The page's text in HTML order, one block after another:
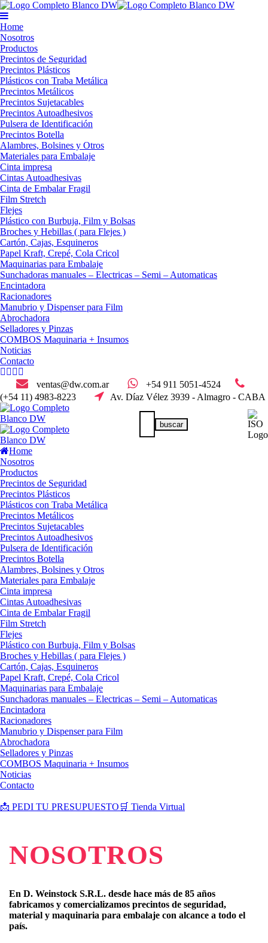
Home
Nosotros
Productos
Precintos de Seguridad
Precintos Plásticos
Plásticos con Traba Metálica
Precintos Metálicos
Precintos Sujetacables
Precintos Autoadhesivos
Pulsera de Identificación
Precintos Botella
Alambres, Bolsines y Otros
Materiales para Embalaje
Cinta impresa
Cintas Autoadhesivas
Cinta de Embalar Fragil
Film Stretch
Flejes
Plástico con Burbuja, Film y Bolsas
Broches y Hebillas ( para Flejes )
Cartón, Cajas, Esquineros
Papel Kraft, Crepé, Cola Cricol
Maquinarias para Embalaje
Sunchadoras manuales – Electricas – Semi – Automaticas
Encintadora
Racionadores
Manubrio y Dispenser para Film
Abrochadora
Selladores y Pinzas
COMBOS Maquinaria + Insumos
Noticias
Contacto
ventas@dw.com.ar
+54 911 5051-4524
(+54 11) 4983-8223
Av. Díaz Vélez 3939 - Almagro - CABA
Home
Nosotros
Productos
Precintos de Seguridad
Precintos Plásticos
Plásticos con Traba Metálica
Precintos Metálicos
Precintos Sujetacables
Precintos Autoadhesivos
Pulsera de Identificación
Precintos Botella
Alambres, Bolsines y Otros
Materiales para Embalaje
Cinta impresa
Cintas Autoadhesivas
Cinta de Embalar Fragil
Film Stretch
Flejes
Plástico con Burbuja, Film y Bolsas
Broches y Hebillas ( para Flejes )
Cartón, Cajas, Esquineros
Papel Kraft, Crepé, Cola Cricol
Maquinarias para Embalaje
Sunchadoras manuales – Electricas – Semi – Automaticas
Encintadora
Racionadores
Manubrio y Dispenser para Film
Abrochadora
Selladores y Pinzas
COMBOS Maquinaria + Insumos
Noticias
Contacto
📩 PEDI TU PRESUPUESTO 🛒 Tienda Virtual
NOSOTROS
En D. Weinstock S.R.L. desde hace más de 85 años
fabricamos y comercializamos precintos de seguridad,
material y maquinaria para embalaje con alcance a todo el
país.